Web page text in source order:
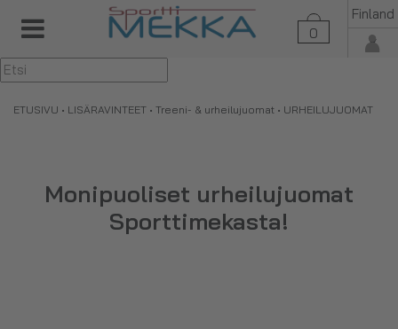
0
Finland
▼
ETUSIVU • LISÄRAVINTEET • Treeni- & urheilujuomat • URHEILUJUOMAT
Monipuoliset urheilujuomat
Sporttimekasta!